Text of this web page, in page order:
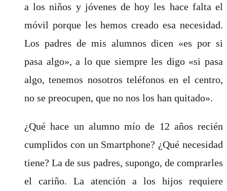
a los niños y jóvenes de hoy les hace falta el
móvil porque les hemos creado esa necesidad.
Los padres de mis alumnos dicen «es por si
pasa algo», a lo que siempre les digo «si pasa
algo, tenemos nosotros teléfonos en el centro,
no se preocupen, que no nos los han quitado».
¿Qué hace un alumno mío de 12 años recién
cumplidos con un Smartphone? ¿Qué necesidad
tiene? La de sus padres, supongo, de comprarles
el cariño. La atención a los hijos requiere